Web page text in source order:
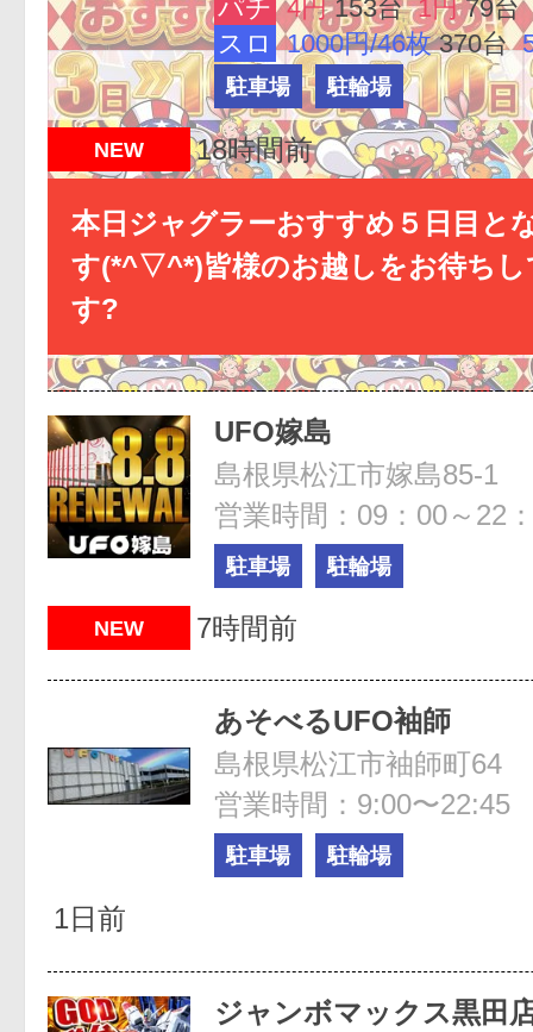
パチ 4円 153台 1円 79台
スロ
1000円/46枚 370台
駐車場 駐輪場
NEW 18時間前
本日ジャグラーおすすめ５日目と
す(*^▽^*)皆様のお越しをお待ちし
す?
UFO嫁島
島根県松江市嫁島85-1
営業時間：09：00～22
駐車場 駐輪場
NEW 7時間前
あそべるUFO袖師
島根県松江市袖師町64
営業時間：9:00〜22:45
駐車場 駐輪場
1日前
ジャンボマックス黒田